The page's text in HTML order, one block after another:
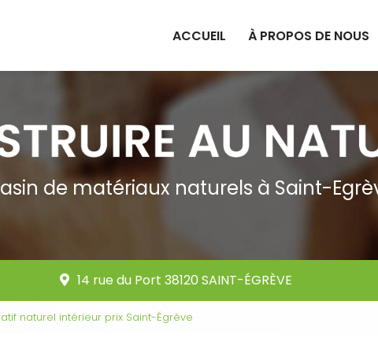
ACCUEIL
À PROPOS DE NOUS
de matériaux naturels à Saint-
14 rue du Port 38120 SAINT-ÉGRÈVE
naturel intérieur prix Saint-Égrève